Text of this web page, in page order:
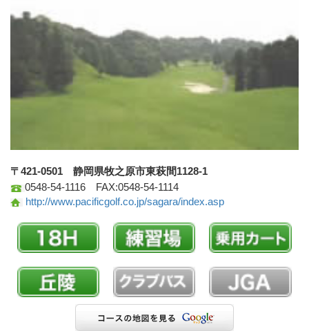
〒421-0501 静岡県牧之原市東萩間1128-1
0548-54-1116 FAX:0548-54-1114
http://www.pacificgolf.co.jp/sagara/index.asp